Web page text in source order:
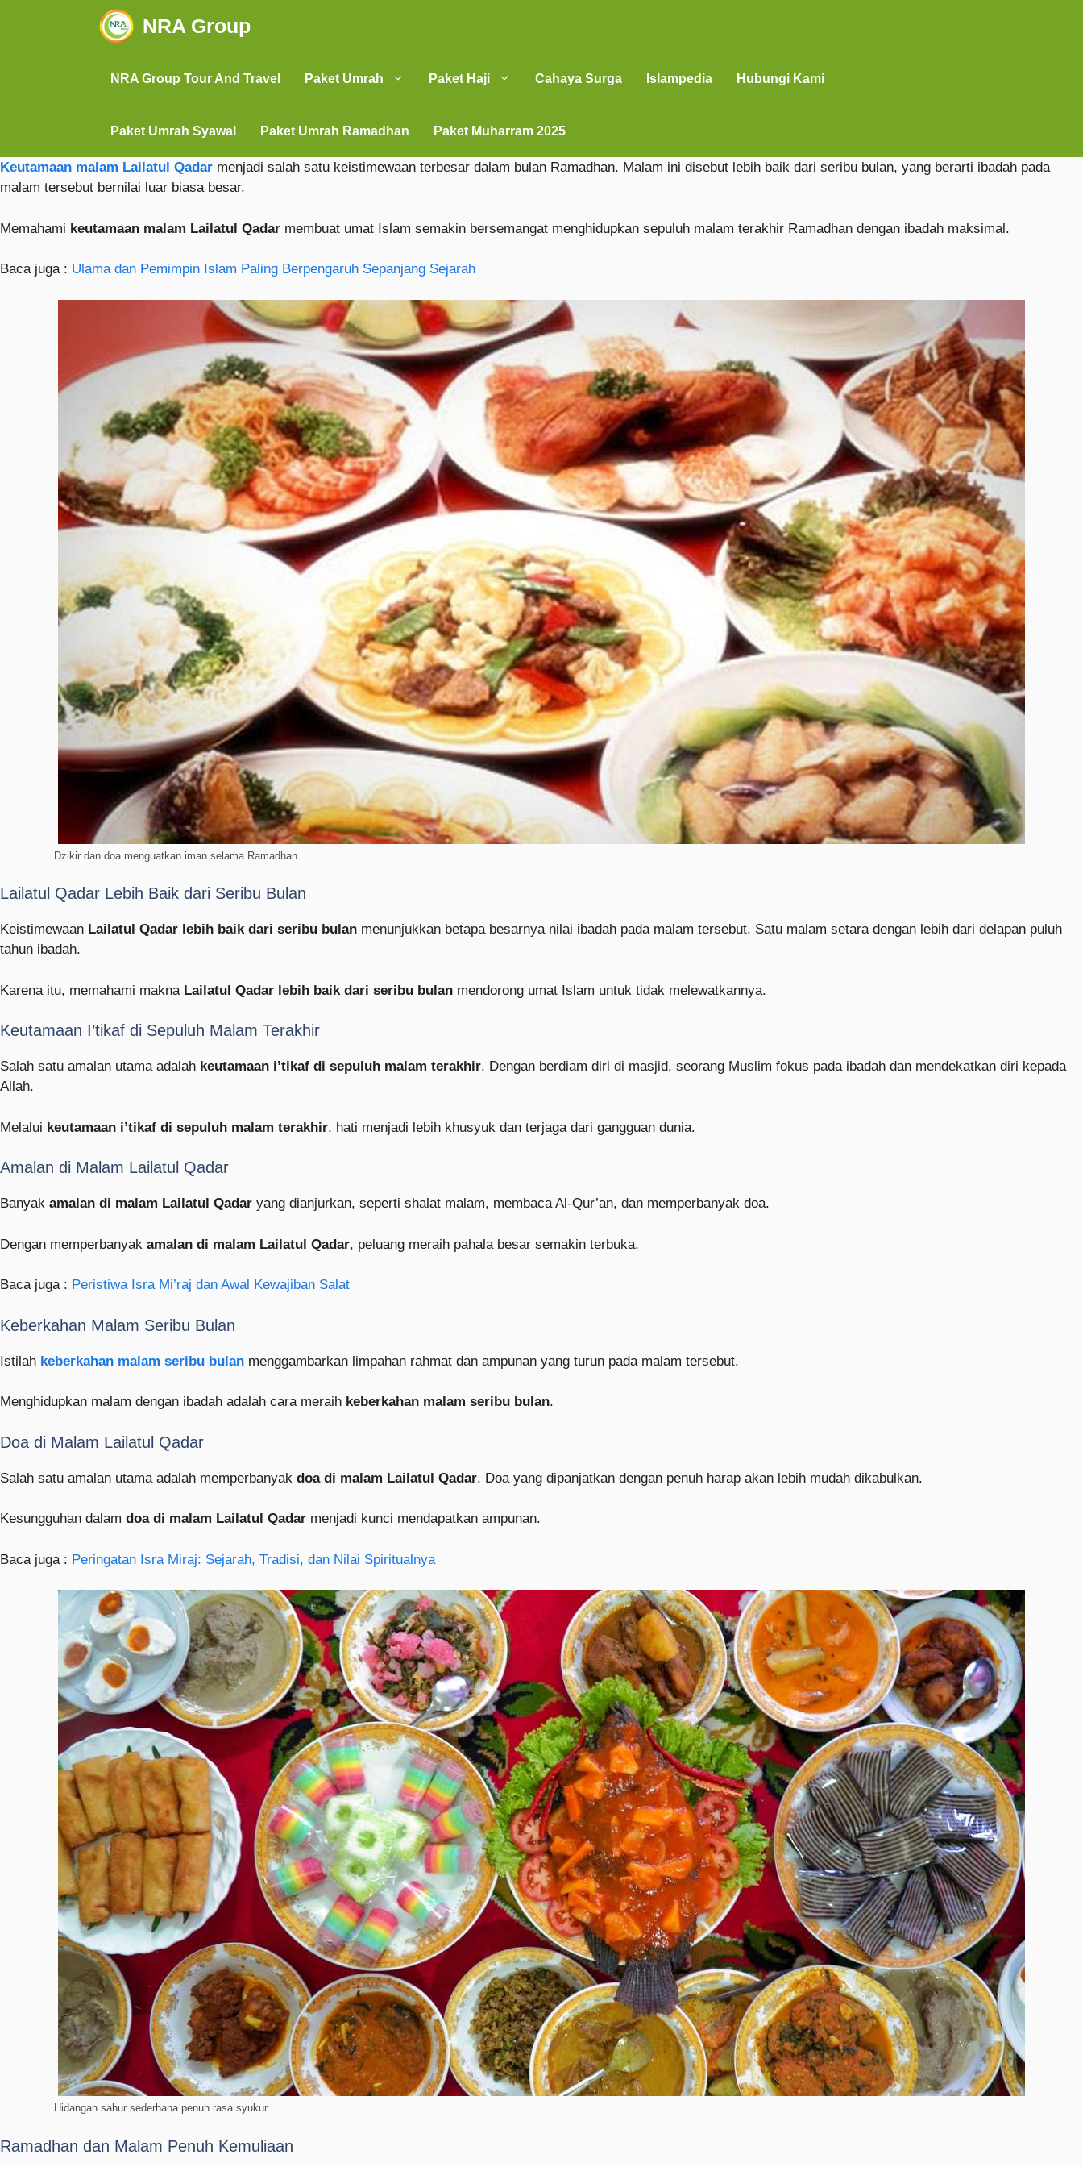
NRA Group
NRA Group Tour And Travel Paket Umrah Paket Haji Cahaya Surga Islampedia Hubungi Kami
Paket Umrah Syawal Paket Umrah Ramadhan Paket Muharram 2025
Keutamaan malam Lailatul Qadar menjadi salah satu keistimewaan terbesar dalam bulan Ramadhan. Malam ini disebut lebih baik dari seribu bulan, yang berarti ibadah pada
malam tersebut bernilai luar biasa besar.
Memahami keutamaan malam Lailatul Qadar membuat umat Islam semakin bersemangat menghidupkan sepuluh malam terakhir Ramadhan dengan ibadah maksimal.
Baca juga : Ulama dan Pemimpin Islam Paling Berpengaruh Sepanjang Sejarah
Dzikir dan doa menguatkan iman selama Ramadhan
Lailatul Qadar Lebih Baik dari Seribu Bulan
Keistimewaan Lailatul Qadar lebih baik dari seribu bulan menunjukkan betapa besarnya nilai ibadah pada malam tersebut. Satu malam setara dengan lebih dari delapan puluh
tahun ibadah.
Karena itu, memahami makna Lailatul Qadar lebih baik dari seribu bulan mendorong umat Islam untuk tidak melewatkannya.
Keutamaan I’tikaf di Sepuluh Malam Terakhir
Salah satu amalan utama adalah keutamaan i’tikaf di sepuluh malam terakhir. Dengan berdiam diri di masjid, seorang Muslim fokus pada ibadah dan mendekatkan diri kepada
Allah.
Melalui keutamaan i’tikaf di sepuluh malam terakhir, hati menjadi lebih khusyuk dan terjaga dari gangguan dunia.
Amalan di Malam Lailatul Qadar
Banyak amalan di malam Lailatul Qadar yang dianjurkan, seperti shalat malam, membaca Al-Qur’an, dan memperbanyak doa.
Dengan memperbanyak amalan di malam Lailatul Qadar, peluang meraih pahala besar semakin terbuka.
Baca juga : Peristiwa Isra Mi’raj dan Awal Kewajiban Salat
Keberkahan Malam Seribu Bulan
Istilah keberkahan malam seribu bulan menggambarkan limpahan rahmat dan ampunan yang turun pada malam tersebut.
Menghidupkan malam dengan ibadah adalah cara meraih keberkahan malam seribu bulan.
Doa di Malam Lailatul Qadar
Salah satu amalan utama adalah memperbanyak doa di malam Lailatul Qadar. Doa yang dipanjatkan dengan penuh harap akan lebih mudah dikabulkan.
Kesungguhan dalam doa di malam Lailatul Qadar menjadi kunci mendapatkan ampunan.
Baca juga : Peringatan Isra Miraj: Sejarah, Tradisi, dan Nilai Spiritualnya
Hidangan sahur sederhana penuh rasa syukur
Ramadhan dan Malam Penuh Kemuliaan